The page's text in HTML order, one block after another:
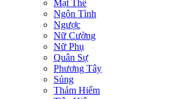
Mạt Thế
Ngôn Tình
Ngược
Nữ Cường
Nữ Phụ
Quân Sự
Phương Tây
Sủng
Thám Hiểm